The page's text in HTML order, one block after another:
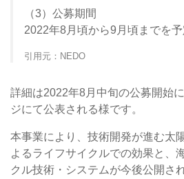
（3）公募期間
2022年8月頃から9月頃までを予
引用元：NEDO
詳細は2022年8月中旬の公募開始
ジにて公表される様です。
本事業により、技術開発が進む太
よるライフサイクルでの効果と、
クル技術・システムが今後公開さ